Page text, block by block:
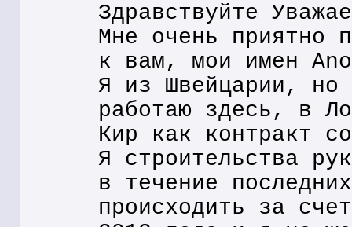
Здравствуйте
Мне очень приятно
к вам, мои имен
Я из Швейцарии, но
работаю здесь, в
Кир как контракт
Я строительства
в течение
происходить за